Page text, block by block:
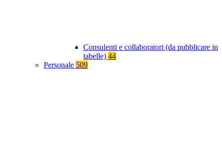
Consulenti e collaboratori (da pubblicare in
tabelle) 44
Personale 509